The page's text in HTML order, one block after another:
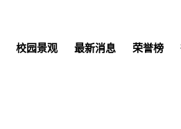
校园景观 最新消息 荣誉榜